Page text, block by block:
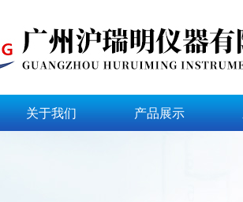
关于我们 产品展示